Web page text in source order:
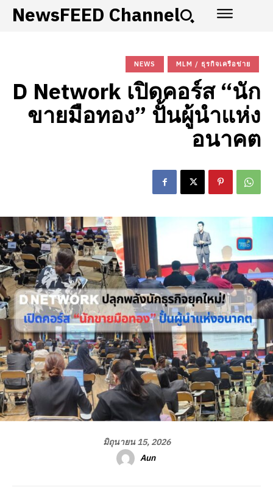
NewsFEED Channel
NEWS MLM / ธุรกิจเครือข่าย
D Network เปิดคอร์ส “นัก
ขายมือทอง” ปั้นผู้นำแห่ง
อนาคต
มิถุนายน 15, 2026
Aun